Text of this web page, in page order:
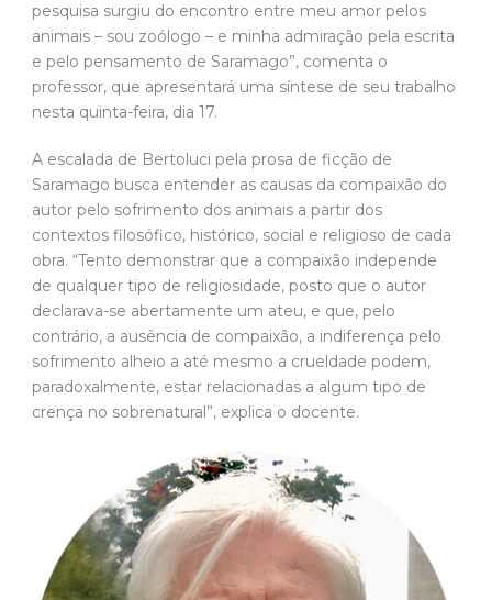
pesquisa surgiu do encontro entre meu amor pelos
animais – sou zoólogo – e minha admiração pela escrita
e pelo pensamento de Saramago”, comenta o
professor, que apresentará uma síntese de seu trabalho
nesta quinta-feira, dia 17.
A escalada de Bertoluci pela prosa de ficção de
Saramago busca entender as causas da compaixão do
autor pelo sofrimento dos animais a partir dos
contextos filosófico, histórico, social e religioso de cada
obra. “Tento demonstrar que a compaixão independe
de qualquer tipo de religiosidade, posto que o autor
declarava-se abertamente um ateu, e que, pelo
contrário, a ausência de compaixão, a indiferença pelo
sofrimento alheio a até mesmo a crueldade podem,
paradoxalmente, estar relacionadas a algum tipo de
crença no sobrenatural”, explica o docente.